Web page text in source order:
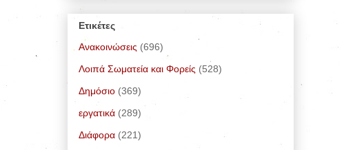
Ετικέτες
Ανακοινώσεις (696)
Λοιπά Σωματεία και Φορείς (528)
Δημόσιο (369)
εργατικά (289)
Διάφορα (221)